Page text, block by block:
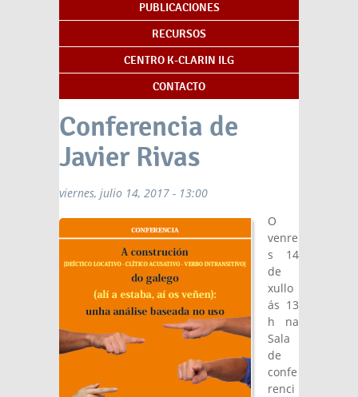
PUBLICACIONES
RECURSOS
CENTRO K-CLARIN ILG
CONTACTO
Conferencia de
Javier Rivas
viernes, julio 14, 2017 - 13:00
O
venre
s 14
de
xullo
ás 13
h na
Sala
de
confe
renci